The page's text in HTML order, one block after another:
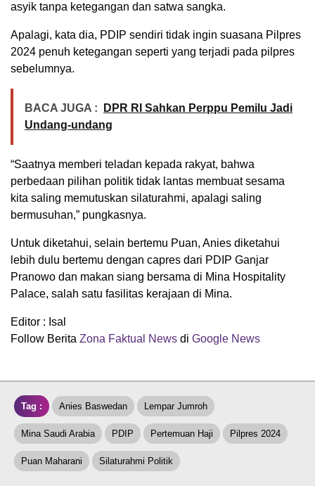
asyik tanpa ketegangan dan satwa sangka.
Apalagi, kata dia, PDIP sendiri tidak ingin suasana Pilpres
2024 penuh ketegangan seperti yang terjadi pada pilpres
sebelumnya.
BACA JUGA :
DPR RI Sahkan Perppu Pemilu Jadi
Undang-undang
“Saatnya memberi teladan kepada rakyat, bahwa
perbedaan pilihan politik tidak lantas membuat sesama
kita saling memutuskan silaturahmi, apalagi saling
bermusuhan,” pungkasnya.
Untuk diketahui, selain bertemu Puan, Anies diketahui
lebih dulu bertemu dengan capres dari PDIP Ganjar
Pranowo dan makan siang bersama di Mina Hospitality
Palace, salah satu fasilitas kerajaan di Mina.
Editor : Isal
Follow Berita Zona Faktual News di Google News
Tag : Anies Baswedan Lempar Jumroh
Mina Saudi Arabia PDIP Pertemuan Haji Pilpres 2024
Puan Maharani Silaturahmi Politik